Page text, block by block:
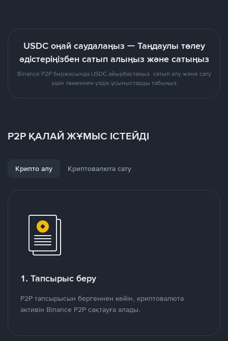
USDC оңай саудалаңыз — Таңдаулы төлеу
әдістеріңізбен сатып алыңыз және сатыңыз
Binance P2P биржасында USDC айырбастаңыз. сатып алу және сату
үшін төменнен үздік ұсыныстарды табыңыз
P2P ҚАЛАЙ ЖҰМЫС ІСТЕЙДІ
Крипто алу Криптовалюта сату
1. Тапсырыс беру
P2P тапсырысын бергеннен кейін, криптовалюта
активін Binance P2P сақтауға алады.